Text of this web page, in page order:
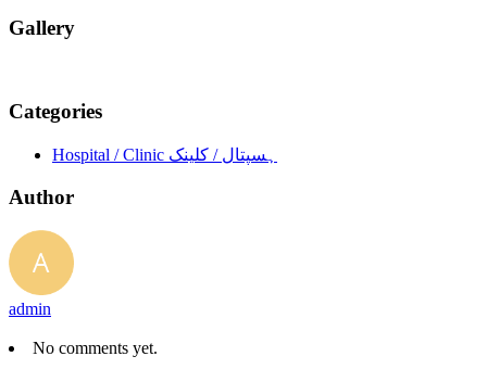
Gallery
Categories
Hospital / Clinic ہسپتال / کلینک
Author
admin
No comments yet.